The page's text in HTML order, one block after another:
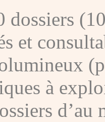
dossiers
et
à
d’au